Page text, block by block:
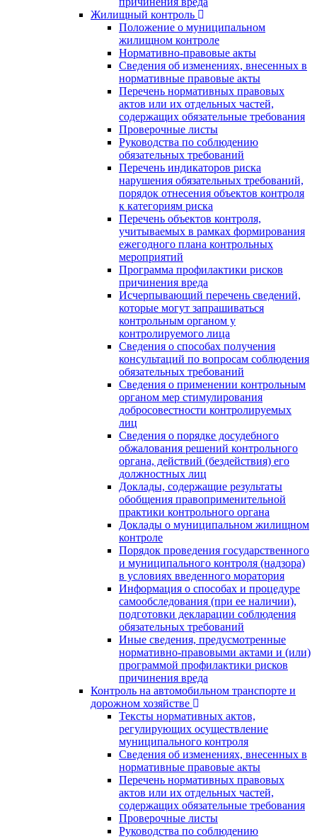
Жилищный контроль
Положение о муниципальном
жилищном контроле
Нормативно-правовые акты
Сведения об изменениях, внесенных в
нормативные правовые акты
Перечень нормативных правовых
актов или их отдельных частей,
содержащих обязательные требования
Проверочные листы
Руководства по соблюдению
обязательных требований
Перечень индикаторов риска
нарушения обязательных требований,
порядок отнесения объектов контроля
к категориям риска
Перечень объектов контроля,
учитываемых в рамках формирования
ежегодного плана контрольных
мероприятий
Программа профилактики рисков
причинения вреда
Исчерпывающий перечень сведений,
которые могут запрашиваться
контрольным органом у
контролируемого лица
Сведения о способах получения
консультаций по вопросам соблюдения
обязательных требований
Сведения о применении контрольным
органом мер стимулирования
добросовестности контролируемых
лиц
Сведения о порядке досудебного
обжалования решений контрольного
органа, действий (бездействия) его
должностных лиц
Доклады, содержащие результаты
обобщения правоприменительной
практики контрольного органа
Доклады о муниципальном жилищном
контроле
Порядок проведения государственного
и муниципального контроля (надзора)
в условиях введенного моратория
Информация о способах и процедуре
самообследования (при ее наличии),
подготовки декларации соблюдения
обязательных требований
Иные сведения, предусмотренные
нормативно-правовыми актами и (или)
программой профилактики рисков
причинения вреда
Контроль на автомобильном транспорте и
дорожном хозяйстве
Тексты нормативных актов,
регулирующих осуществление
муниципального контроля
Сведения об изменениях, внесенных в
нормативные правовые акты
Перечень нормативных правовых
актов или их отдельных частей,
содержащих обязательные требования
Проверочные листы
Руководства по соблюдению